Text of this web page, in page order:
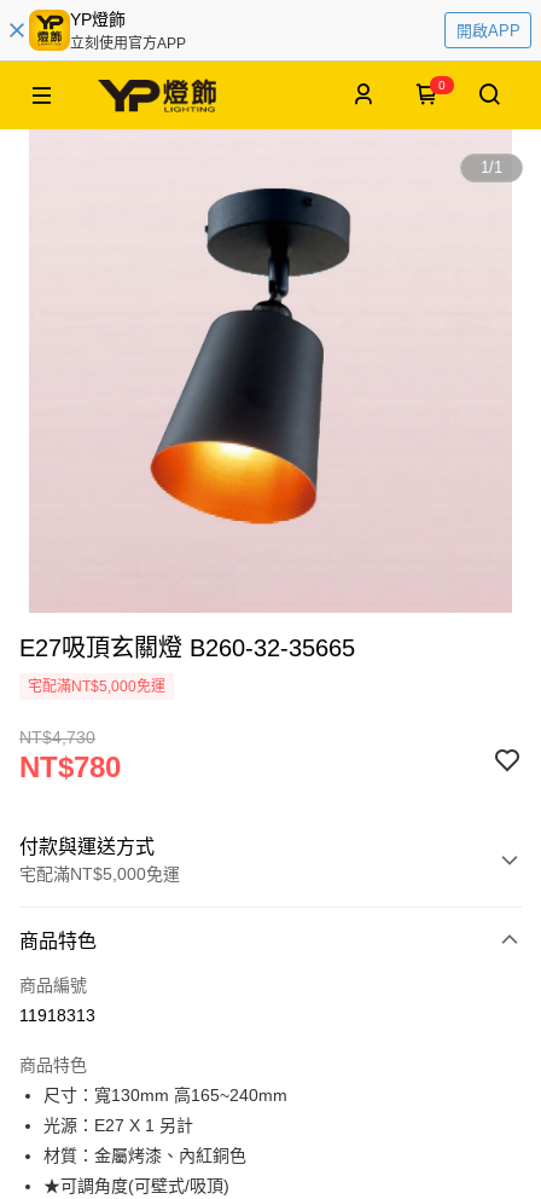
YP燈飾
立刻使用官方APP
開啟APP
0
1/1
E27吸頂玄關燈 B260-32-35665
宅配滿NT$5,000免運
NT$4,730
NT$780
付款與運送方式
宅配滿NT$5,000免運
信用卡一次付款
LINE Pay
街口支付
悠遊付
Google Pay
商品特色
商品編號
11918313
商品特色
尺寸：寬130mm 高165~240mm
光源：E27 X 1 另計
材質：金屬烤漆、內紅銅色
★可調角度(可壁式/吸頂)